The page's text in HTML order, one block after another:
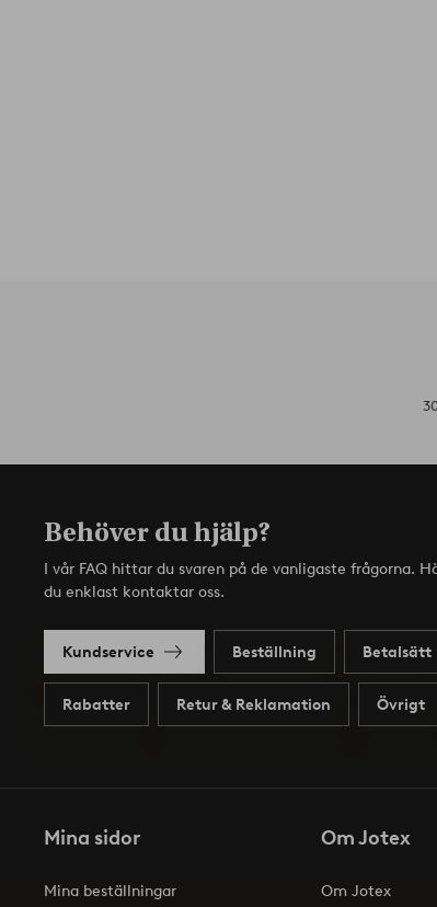
Behöver du hjälp?
I vår FAQ hittar du svaren på de vanligaste frågorna.
du enklast kontaktar oss.
Kundservice Beställning Betalsätt
Rabatter Retur & Reklamation Övrigt
Mina sidor
Mina beställningar
Om Jotex
Om Jotex